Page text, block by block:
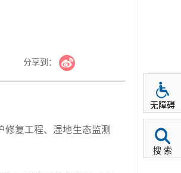
分享到：
复工程、湿地生态监测
无障碍
搜 索